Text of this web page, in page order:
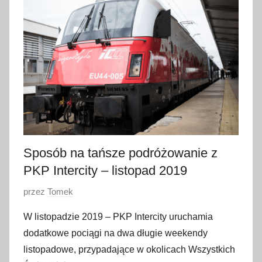
ź
d
z
i
e
r
n
i
a
2
1
9
Sposób na tańsze podróżowanie z
PKP Intercity – listopad 2019
O
u
b
l
przez Tomek
W listopadzie 2019 – PKP Intercity uruchamia
dodatkowe pociągi na dwa długie weekendy
listopadowe, przypadające w okolicach Wszystkich